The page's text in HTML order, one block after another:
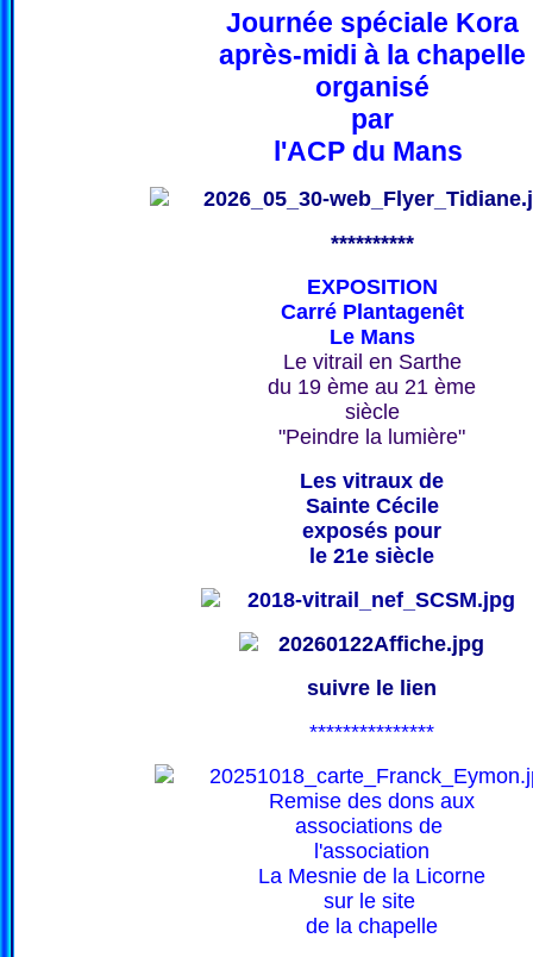
Journée spéciale Kora
après-midi à la chapelle
organisé
par
l'ACP du Mans
**********
EXPOSITION
Carré Plantagenêt
Le Mans
Le vitrail en Sarthe
du 19 ème au 21 ème
siècle
"Peindre la lumière"
Les vitraux de
Sainte Cécile
exposés pour
le 21e siècle
suivre le lien
***************
Remise des dons aux
associations de
l'association
La Mesnie de la Licorne
sur le site
de la chapelle